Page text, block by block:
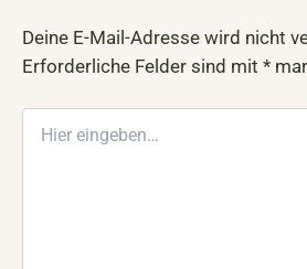
Deine E-Mail-Adresse wird nicht
Erforderliche Felder sind mit *
eingeben…